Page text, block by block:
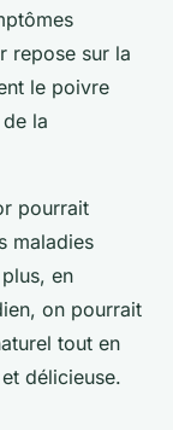
repose sur la
le poivre
la
pourrait
maladies
en
on pourrait
tout en
délicieuse.